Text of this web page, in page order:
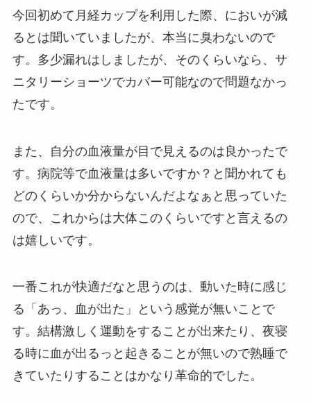
今回初めて月経カップを利用した際、においが減
るとは聞いていましたが、本当に臭わないので
す。多少漏れはしましたが、そのくらいなら、サ
ニタリーショーツでカバー可能なので問題なかっ
たです。
また、自分の血液量が目で見えるのは良かったで
す。病院等で血液量は多いですか？と聞かれても
どのくらいか分からないんだよなぁと思っていた
ので、これからは大体このくらいですと言えるの
は嬉しいです。
一番これが快適だなと思うのは、動いた時に感じ
る「あっ、血が出た」という感覚が無いことで
す。結構激しく運動をすることが出来たり、夜寝
る時に血が出るっと起きることが無いので熟睡で
きていたりすることはかなり革命的でした。